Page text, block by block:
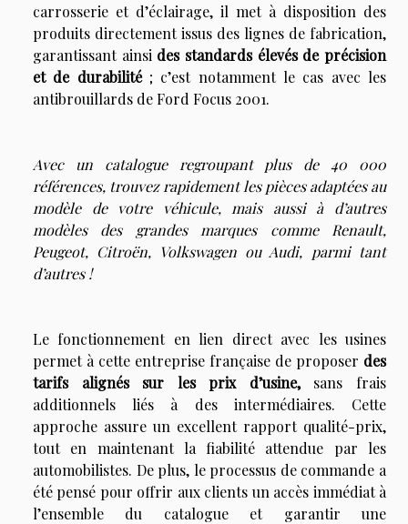
carrosserie et d’éclairage, il met à disposition des
produits directement issus des lignes de fabrication,
garantissant ainsi des standards élevés de précision
et de durabilité ; c’est notamment le cas avec les
antibrouillards deFord Focus 2001.
Avec un catalogue regroupant plus de 40 000
références, trouvez rapidement les pièces adaptées au
modèle de votre véhicule, mais aussi à d’autres
modèles des grandes marques comme Renault,
Peugeot, Citroën, Volkswagen ou Audi, parmi tant
d’autres !
Le fonctionnement en lien direct avec les usines
permet à cette entreprise française de proposer des
tarifs alignés sur les prix d’usine,sans frais
additionnels liés à des intermédiaires. Cette
approche assure un excellent rapport qualité-prix,
tout en maintenant la fiabilité attendue par les
automobilistes. De plus, le processus de commande a
été pensé pour offrir aux clients un accès immédiat à
l’ensemble du catalogue et garantir une